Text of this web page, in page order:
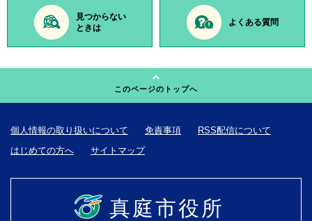
見つからない
ときは
よくある質問
このページのトップへ
個人情報の取り扱いについて 免責事項
RSS配信について
はじめての方へ
サイトマップ
真庭市役所